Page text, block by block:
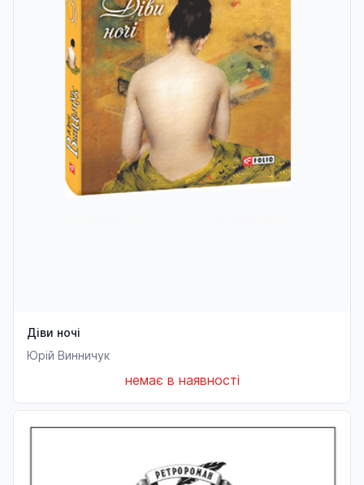
Діви ночі
Юрій Винничук
немає в наявності